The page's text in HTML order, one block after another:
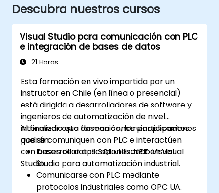
Descubra nuestros cursos
Visual Studio para comunicación con PLC
e integración de bases de datos
21 Horas
Esta formación en vivo impartida por un
instructor en Chile (en línea o presencial)
está dirigida a desarrolladores de software y
ingenieros de automatización de nivel
intermedio que desean construir aplicaciones
que se comuniquen con PLC e interactúen
con bases de datos SQL utilizando Visual
Studio.
Al finalizar esta formación, los participantes
podrán:
Desarrollar aplicaciones .NET en Visual
Studio para automatización industrial.
Comunicarse con PLC mediante
protocolos industriales como OPC UA.